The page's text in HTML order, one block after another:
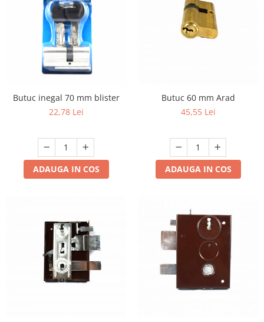
Butuc inegal 70 mm blister
22,78 Lei
ADAUGA IN COS
Butuc 60 mm Arad
45,55 Lei
ADAUGA IN COS